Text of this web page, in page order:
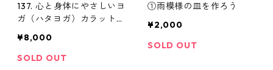
137. 心と身体にやさしいヨ
ガ（ハタヨガ）カラット・
¥8,000
SOLD OUT
①雨模様の皿を作ろう
¥2,000
SOLD OUT